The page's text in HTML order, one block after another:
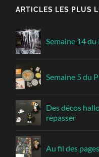
ARTICLES LES PLUS
Semaine 14
Semaine 5 du
Des décos
repasser
Au fil des